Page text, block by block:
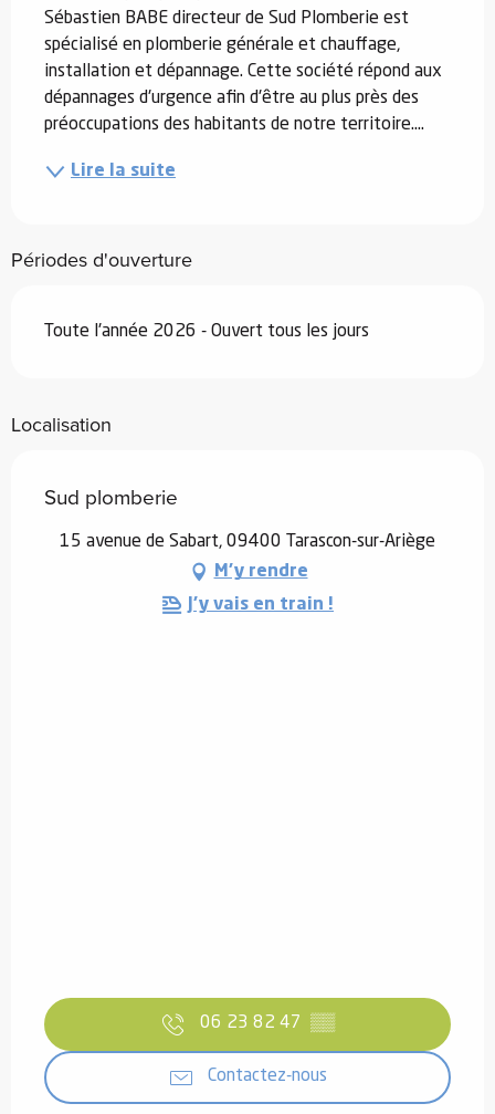
Sébastien BABE directeur de Sud Plomberie est
spécialisé en plomberie générale et chauffage,
installation et dépannage. Cette société répond aux
dépannages d'urgence afin d'être au plus près des
préoccupations des habitants de notre territoire....
Lire la suite
Périodes d'ouverture
Toute l'année 2026 - Ouvert tous les jours
Localisation
Sud plomberie
15 avenue de Sabart, 09400 Tarascon-sur-Ariège
M'y rendre
J'y vais en train !
06 23 82 47 ▒▒
Contactez-nous